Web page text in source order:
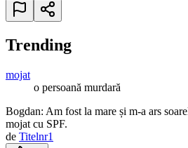
Trending
mojat
o persoană murdară
Bogdan: Am fost la mare și m-a ars
mojat cu SPF.
de Titelnr1